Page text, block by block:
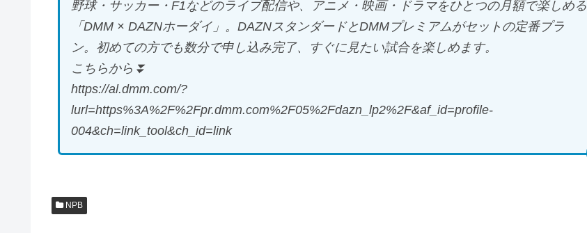
野球・サッカー・F1などのライブ配信や、アニメ・映画・ドラマをひとつの月額で楽しめる
「DMM × DAZNホーダイ」。DAZNスタンダードとDMMプレミアムがセットの定番プラ
ン。初めての方でも数分で申し込み完了、すぐに見たい試合を楽しめます。
こちらから⏬️
https://al.dmm.com/?
lurl=https%3A%2F%2Fpr.dmm.com%2F05%2Fdazn_lp2%2F&af_id=profile-
004&ch=link_tool&ch_id=link
NPB